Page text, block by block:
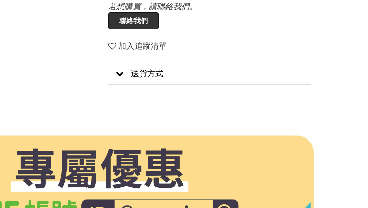
若想購買，請聯絡我們。
聯絡我們
加入追蹤清單
送貨方式